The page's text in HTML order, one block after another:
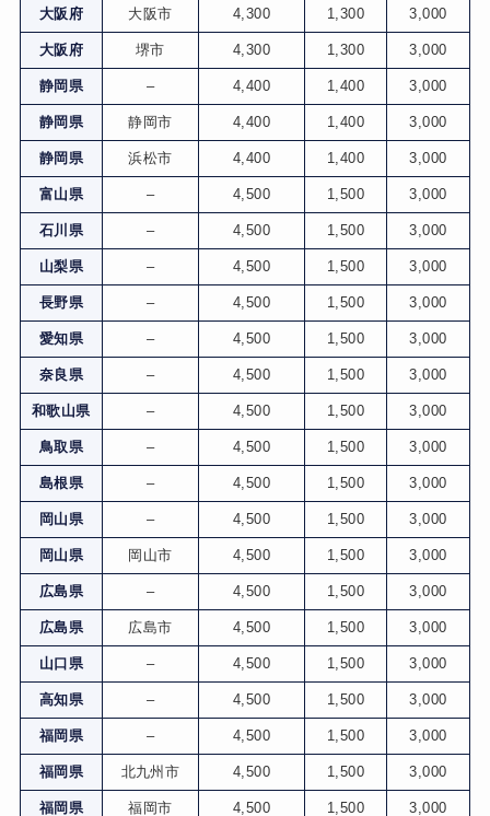
大阪府 大阪市 4,300 1,300 3,000
大阪府 堺市 4,300 1,300 3,000
静岡県 – 4,400 1,400 3,000
静岡県 静岡市 4,400 1,400 3,000
静岡県 浜松市 4,400 1,400 3,000
富山県 – 4,500 1,500 3,000
石川県 – 4,500 1,500 3,000
山梨県 – 4,500 1,500 3,000
長野県 – 4,500 1,500 3,000
愛知県 – 4,500 1,500 3,000
奈良県 – 4,500 1,500 3,000
和歌山県 – 4,500 1,500 3,000
鳥取県 – 4,500 1,500 3,000
島根県 – 4,500 1,500 3,000
岡山県 – 4,500 1,500 3,000
岡山県 岡山市 4,500 1,500 3,000
広島県 – 4,500 1,500 3,000
広島県 広島市 4,500 1,500 3,000
山口県 – 4,500 1,500 3,000
高知県 – 4,500 1,500 3,000
福岡県 – 4,500 1,500 3,000
福岡県 北九州市 4,500 1,500 3,000
福岡県 福岡市 4,500 1,500 3,000